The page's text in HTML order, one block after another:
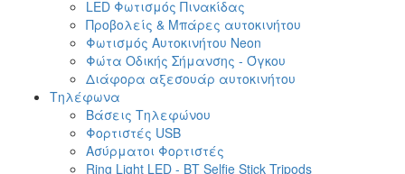
LED Φωτισμός Πινακίδας
Προβολείς & Μπάρες αυτοκινήτου
Φωτισμός Αυτοκινήτου Neon
Φώτα Οδικής Σήμανσης - Όγκου
Διάφορα αξεσουάρ αυτοκινήτου
Τηλέφωνα
Βάσεις Τηλεφώνου
Φορτιστές USB
Ασύρματοι Φορτιστές
Ring Light LED - BT Selfie Stick Tripods